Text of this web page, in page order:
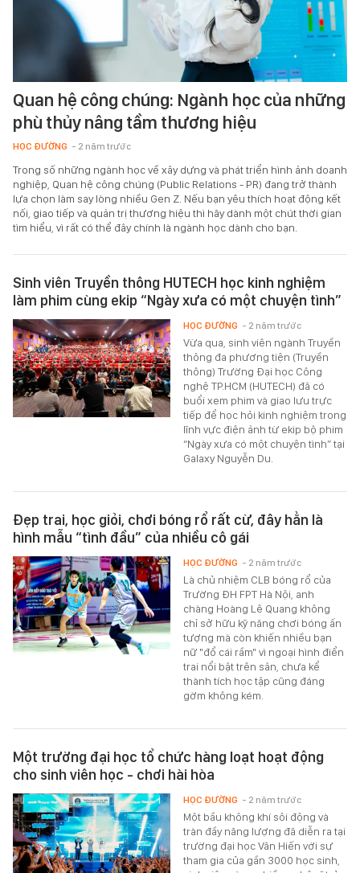
Quan hệ công chúng: Ngành học của những
phù thủy nâng tầm thương hiệu
HỌC ĐƯỜNG - 2 năm trước
Trong số những ngành học về xây dựng và phát triển hình ảnh doanh
nghiệp, Quan hệ công chúng (Public Relations - PR) đang trở thành
lựa chọn làm say lòng nhiều Gen Z. Nếu bạn yêu thích hoạt động kết
nối, giao tiếp và quản trị thương hiệu thì hãy dành một chút thời gian
tìm hiểu, vì rất có thể đây chính là ngành học dành cho bạn.
Sinh viên Truyền thông HUTECH học kinh nghiệm
làm phim cùng ekip “Ngày xưa có một chuyện tình”
Vừa qua, sinh viên ngành Truyền
thông đa phương tiện (Truyền
thông) Trường Đại học Công
nghệ TP.HCM (HUTECH) đã có
buổi xem phim và giao lưu trực
tiếp để học hỏi kinh nghiệm trong
lĩnh vực điện ảnh từ ekip bộ phim
“Ngày xưa có một chuyện tình” tại
Galaxy Nguyễn Du.
HỌC ĐƯỜNG - 2 năm trước
Đẹp trai, học giỏi, chơi bóng rổ rất cừ, đây hẳn là
hình mẫu “tình đầu” của nhiều cô gái
Là chủ nhiệm CLB bóng rổ của
Trường ĐH FPT Hà Nội, anh
chàng Hoàng Lê Quang không
chỉ sở hữu kỹ năng chơi bóng ấn
tượng mà còn khiến nhiều bạn
nữ "đổ cái rầm" vì ngoại hình điển
trai nổi bật trên sân, chưa kể
thành tích học tập cũng đáng
gờm không kém.
HỌC ĐƯỜNG - 2 năm trước
Một trường đại học tổ chức hàng loạt hoạt động
cho sinh viên học - chơi hài hòa
Một bầu không khí sôi động và
tràn đầy năng lượng đã diễn ra tại
trường đại học Văn Hiến với sự
tham gia của gần 3000 học sinh,
HỌC ĐƯỜNG - 2 năm trước